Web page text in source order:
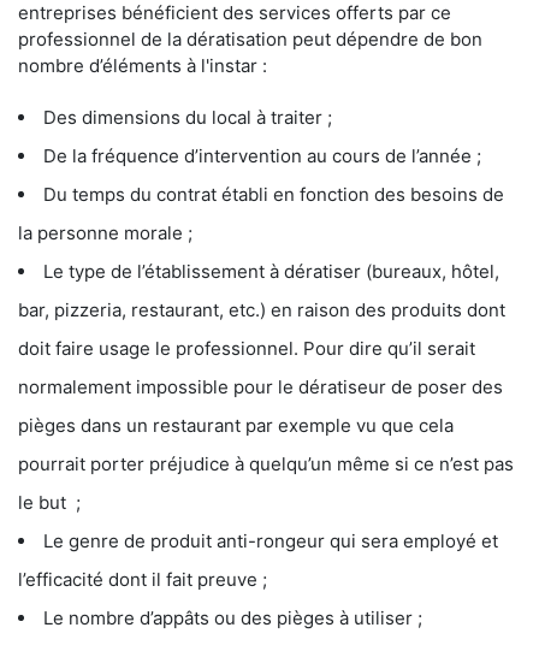
entreprises bénéficient des services offerts par ce
professionnel de la dératisation peut dépendre de bon
nombre d’éléments à l'instar :
Des dimensions du local à traiter ;
De la fréquence d’intervention au cours de l’année ;
Du temps du contrat établi en fonction des besoins de
la personne morale ;
Le type de l’établissement à dératiser (bureaux, hôtel,
bar, pizzeria, restaurant, etc.) en raison des produits dont
doit faire usage le professionnel. Pour dire qu’il serait
normalement impossible pour le dératiseur de poser des
pièges dans un restaurant par exemple vu que cela
pourrait porter préjudice à quelqu’un même si ce n’est pas
le but ;
Le genre de produit anti-rongeur qui sera employé et
l’efficacité dont il fait preuve ;
Le nombre d’appâts ou des pièges à utiliser ;